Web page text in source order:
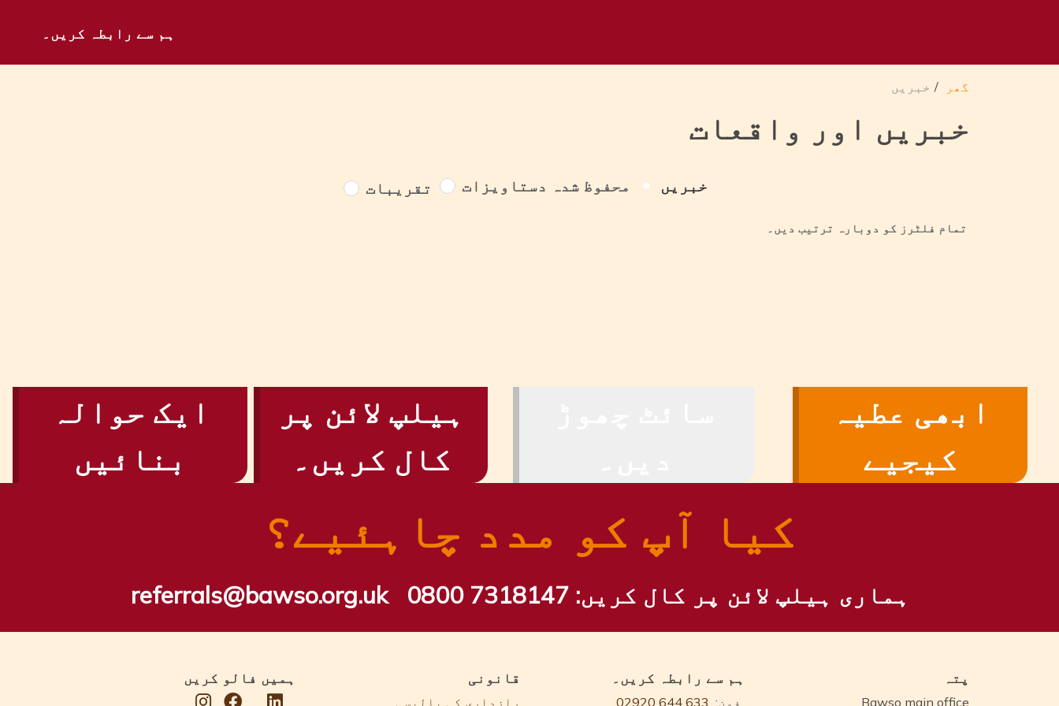
ہم سے رابطہ کریں۔
گھر خبریں
خبریں اور واقعات
خبریں محفوظ شدہ دستاویزات تقریبات
تمام فلٹرز کو دوبارہ ترتیب دیں۔
ابھی عطیہ
کیجیے
ہیلپ لائن پر
کال کریں۔
ایک حوالہ
بنائیں
کیا آپ کو مدد چاہئیے؟
ہماری ہیلپ لائن پر کال کریں: 0800 7318147
referrals@bawso.org.uk
پتہ
Bawso main office
ہم سے رابطہ کریں۔
فون: 02920 644 633
قانونی
رازداری کی پالیسی
ہمیں فالو کریں